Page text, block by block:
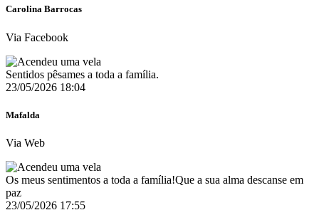
Carolina Barrocas
Via Facebook
Sentidos pêsames a toda a família.
23/05/2026 18:04
Mafalda
Via Web
Os meus sentimentos a toda a família!Que a sua alma descanse em
paz
23/05/2026 17:55